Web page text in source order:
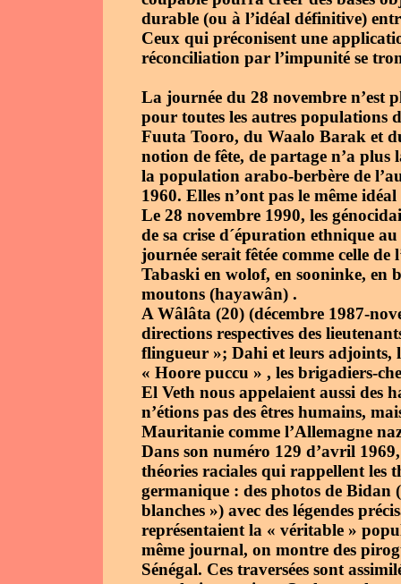
durable (ou à l’idéal définitive)
Ceux qui préconisent une
réconciliation par l’impunité se
La journée du 28 novembre n’est
pour toutes les autres populations
Fuuta Tooro, du Waalo Barak et
notion de fête, de partage n’a plus
la population arabo-berbère de
1960. Elles n’ont pas le même idéal
Le 28 novembre 1990, les
de sa crise d´épuration ethnique
journée serait fêtée comme celle
Tabaski en wolof, en sooninke, en
moutons (hayawân) .
A Wâlâta (20) (décembre 1987-
directions respectives des
flingueur »; Dahi et leurs
« Hoore puccu » , les brigadiers-
El Veth nous appelaient aussi des
n’étions pas des êtres humains,
Mauritanie comme l’Allemagne
Dans son numéro 129 d’avril
théories raciales qui rappellent les
germanique : des photos de Bidan
blanches ») avec des légendes
représentaient la « véritable »
même journal, on montre des
Sénégal. Ces traversées sont